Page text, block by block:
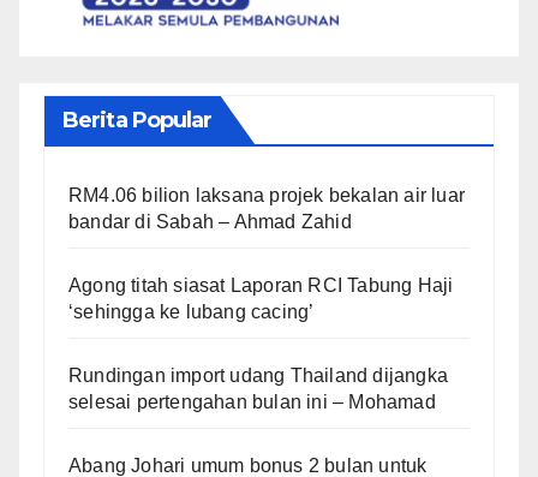
Berita Popular
RM4.06 bilion laksana projek bekalan air luar
bandar di Sabah – Ahmad Zahid
Agong titah siasat Laporan RCI Tabung Haji
‘sehingga ke lubang cacing’
Rundingan import udang Thailand dijangka
selesai pertengahan bulan ini – Mohamad
Abang Johari umum bonus 2 bulan untuk